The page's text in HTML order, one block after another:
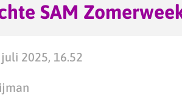
SAM
2025, 16.52